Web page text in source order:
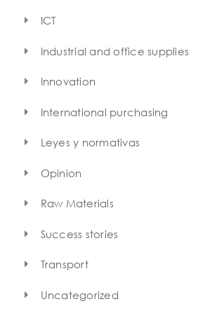
ICT
Industrial and office supplies
Innovation
International purchasing
Leyes y normativas
Opinion
Raw Materials
Success stories
Transport
Uncategorized